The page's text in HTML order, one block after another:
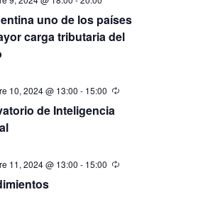
uno de los países
carga tributaria del
10, 2024 @ 13:00 - 15:00
de Inteligencia
11, 2024 @ 13:00 - 15:00